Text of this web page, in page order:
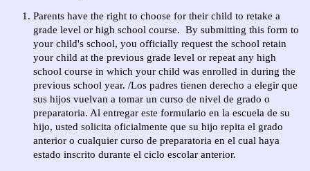
Parents have the right to choose for their child to retake a
grade level or high school course. By submitting this form to
your child's school, you officially request the school retain
your child at the previous grade level or repeat any high
school course in which your child was enrolled in during the
previous school year. /Los padres tienen derecho a elegir que
sus hijos vuelvan a tomar un curso de nivel de grado o
preparatoria. Al entregar este formulario en la escuela de su
hijo, usted solicita oficialmente que su hijo repita el grado
anterior o cualquier curso de preparatoria en el cual haya
estado inscrito durante el ciclo escolar anterior.